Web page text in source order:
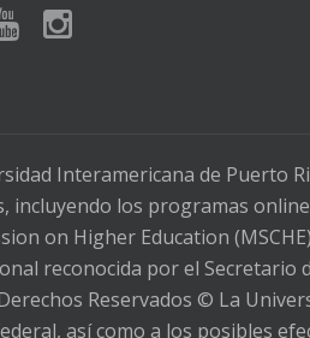
Interamericana de Puerto
incluyendo los programas
on Higher Education
reconocida por el Secretario
Derechos Reservados © La
así como a los posibles